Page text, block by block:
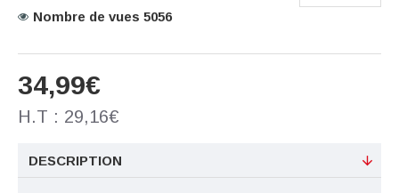
34,99€
H.T : 29,16€
Nombre de vues 5056
DESCRIPTION